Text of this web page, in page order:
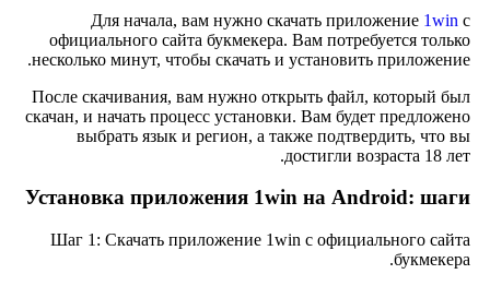
Для начала, вам нужно скачать приложение 1win с
официального сайта букмекера. Вам потребуется только
несколько минут, чтобы скачать и установить приложение.
После скачивания, вам нужно открыть файл, который был
скачан, и начать процесс установки. Вам будет предложено
выбрать язык и регион, а также подтвердить, что вы
достигли возраста 18 лет.
Установка приложения 1win на Android: шаги
Шаг 1: Скачать приложение 1win с официального сайта
букмекера.